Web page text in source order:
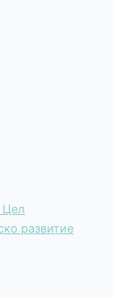
Цел
развитие